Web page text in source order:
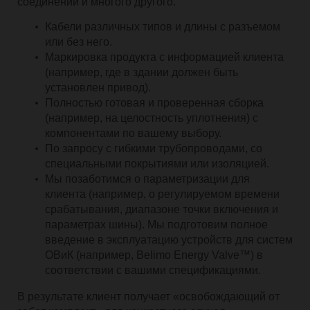
Кабели различных типов и длины с разъемом
или без него.
Маркировка продукта с информацией клиента
(например, где в здании должен быть
установлен привод).
Полностью готовая и проверенная сборка
(например, на целостность уплотнения) с
компонентами по вашему выбору.
По запросу с гибкими трубопроводами, со
специальными покрытиями или изоляцией.
Мы позаботимся о параметризации для
клиента (например, о регулируемом времени
срабатывания, диапазоне точки включения и
параметрах шины). Мы подготовим полное
введение в эксплуатацию устройств для систем
ОВиК (например, Belimo Energy Valve™) в
соответствии с вашими спецификациями.
В результате клиент получает «освобождающий от